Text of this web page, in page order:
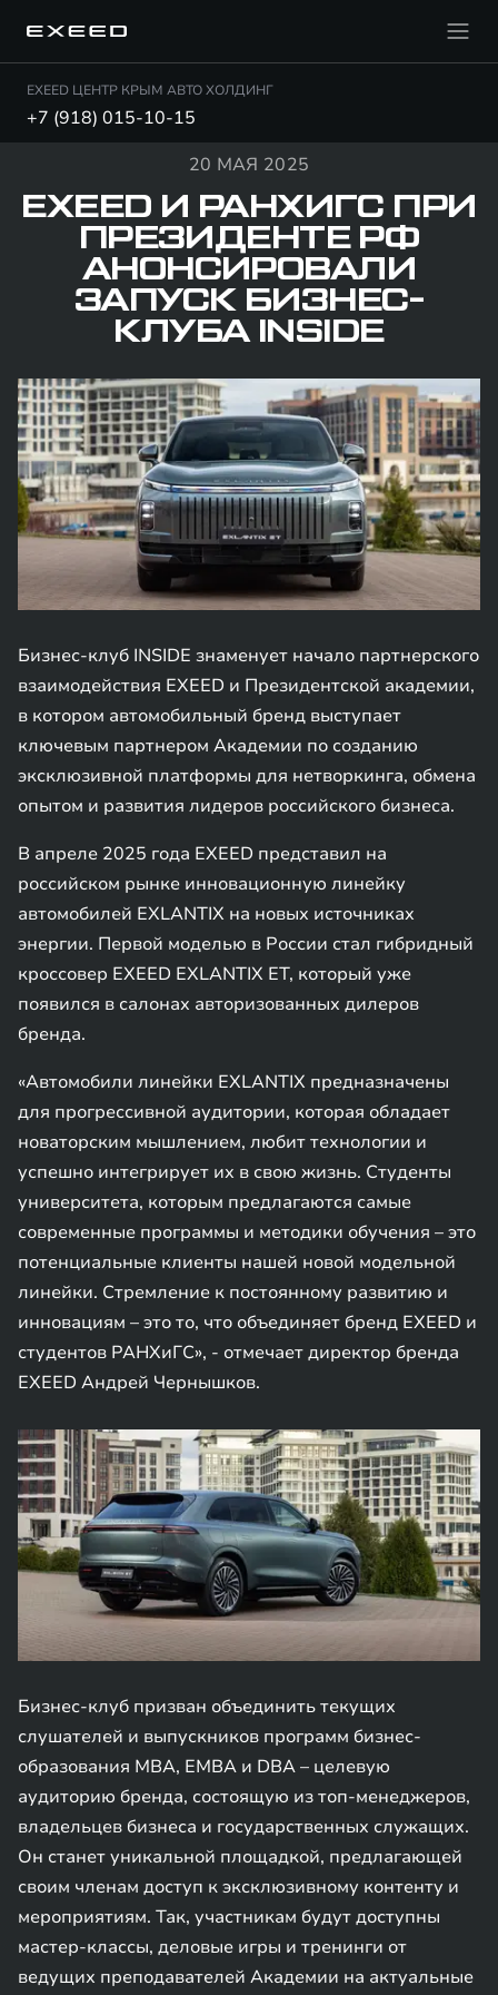
EXEED ЦЕНТР КРЫМ АВТО ХОЛДИНГ
+7 (918) 015-10-15
20 МАЯ 2025
EXEED И РАНХИГС ПРИ
ПРЕЗИДЕНТЕ РФ
АНОНСИРОВАЛИ
ЗАПУСК БИЗНЕС-
КЛУБА INSIDE
Бизнес-клуб INSIDE знаменует начало партнерского
взаимодействия EXEED и Президентской академии,
в котором автомобильный бренд выступает
ключевым партнером Академии по созданию
эксклюзивной платформы для нетворкинга, обмена
опытом и развития лидеров российского бизнеса.
В апреле 2025 года EXEED представил на
российском рынке инновационную линейку
автомобилей EXLANTIX на новых источниках
энергии. Первой моделью в России стал гибридный
кроссовер EXEED EXLANTIX ET, который уже
появился в салонах авторизованных дилеров
бренда.
«Автомобили линейки EXLANTIX предназначены
для прогрессивной аудитории, которая обладает
новаторским мышлением, любит технологии и
успешно интегрирует их в свою жизнь. Студенты
университета, которым предлагаются самые
современные программы и методики обучения – это
потенциальные клиенты нашей новой модельной
линейки. Стремление к постоянному развитию и
инновациям – это то, что объединяет бренд EXEED и
студентов РАНХиГС», - отмечает директор бренда
EXEED Андрей Чернышков.
Бизнес-клуб призван объединить текущих
слушателей и выпускников программ бизнес-
образования MBA, EMBA и DBA – целевую
аудиторию бренда, состоящую из топ-менеджеров,
владельцев бизнеса и государственных служащих.
Он станет уникальной площадкой, предлагающей
своим членам доступ к эксклюзивному контенту и
мероприятиям. Так, участникам будут доступны
мастер-классы, деловые игры и тренинги от
ведущих преподавателей Академии на актуальные